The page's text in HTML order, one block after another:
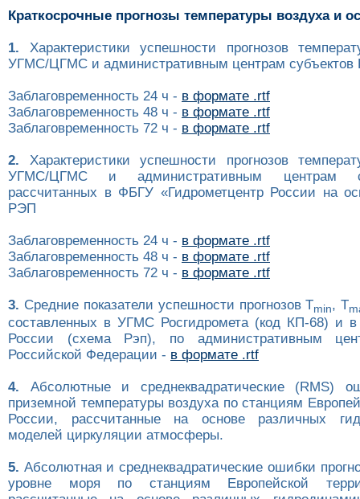
Краткосрочные прогнозы температуры воздуха и
1. Характеристики успешности прогнозов
УГМС/ЦГМС и административным центрам субъектов
Заблаговременность 24 ч - в формате .rtf
Заблаговременность 48 ч - в формате .rtf
Заблаговременность 72 ч - в формате .rtf
2. Характеристики успешности прогнозов
УГМС/ЦГМС и административным центрам
рассчитанных в ФБГУ «Гидрометцентр России на
РЭП
Заблаговременность 24 ч - в формате .rtf
Заблаговременность 48 ч - в формате .rtf
Заблаговременность 72 ч - в формате .rtf
3. Средние показатели успешности прогнозов Tmin, T
составленных в УГМС Росгидромета (код КП-68) и в
России (схема Рэп), по административным
Российской Федерации - в формате .rtf
4. Абсолютные и среднеквадратические (RMS)
приземной температуры воздуха по станциям
России, рассчитанные на основе различных
моделей циркуляции атмосферы.
5. Абсолютная и среднеквадратические ошибки
уровне моря по станциям Европейской